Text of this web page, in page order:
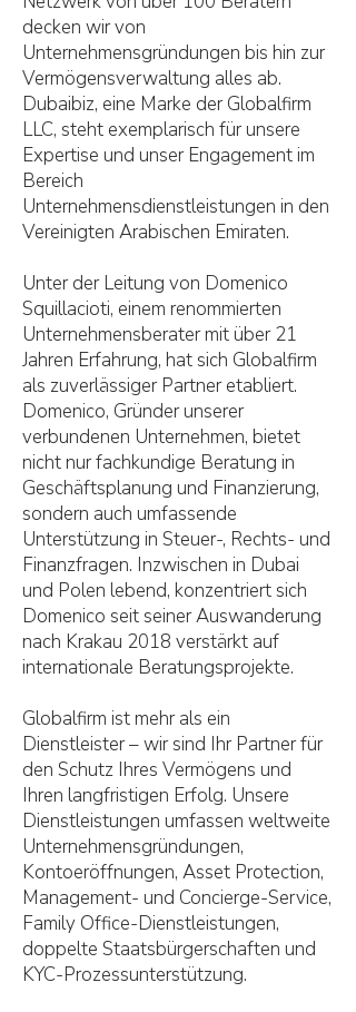
decken wir von
Unternehmensgründungen bis hin zur
Vermögensverwaltung alles ab.
Dubaibiz, eine Marke der Globalfirm
LLC, steht exemplarisch für unsere
Expertise und unser Engagement im
Bereich
Unternehmensdienstleistungen in den
Vereinigten Arabischen Emiraten.
Unter der Leitung von Domenico
Squillacioti, einem renommierten
Unternehmensberater mit über 21
Jahren Erfahrung, hat sich Globalfirm
als zuverlässiger Partner etabliert.
Domenico, Gründer unserer
verbundenen Unternehmen, bietet
nicht nur fachkundige Beratung in
Geschäftsplanung und Finanzierung,
sondern auch umfassende
Unterstützung in Steuer-, Rechts- und
Finanzfragen. Inzwischen in Dubai
und Polen lebend, konzentriert sich
Domenico seit seiner Auswanderung
nach Krakau 2018 verstärkt auf
internationale Beratungsprojekte.
Globalfirm ist mehr als ein
Dienstleister – wir sind Ihr Partner für
den Schutz Ihres Vermögens und
Ihren langfristigen Erfolg. Unsere
Dienstleistungen umfassen weltweite
Unternehmensgründungen,
Kontoeröffnungen, Asset Protection,
Management- und Concierge-Service,
Family Office-Dienstleistungen,
doppelte Staatsbürgerschaften und
KYC-Prozessunterstützung.